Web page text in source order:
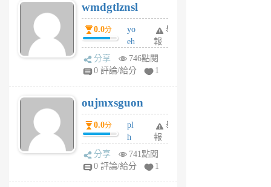
R
P
m
v
A
V
個
月
前
wmdgtlznsl
0.0分
yo
eh
ld
gy
個
月
前
舉
報
分享
746點閱
0 評論/給分
1
oujmxsguon
0.0分
pl
h
wi
w
舉
報
分享
741點閱
0 評論/給分
1